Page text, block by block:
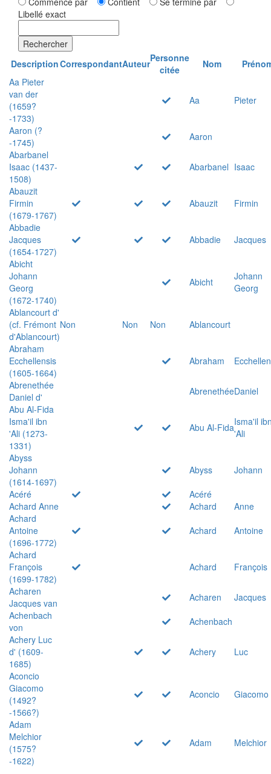
Libellé exact
Rechercher
DescriptionCorrespondantAuteurPersonne
citée
Nom
Aa Pieter
van der
(1659?
-1733)
Aa Pieter
Aaron (?
-1745)
Aaron
Abarbanel
Isaac (1437-
1508)
Abarbanel Isaac
Abauzit
Firmin
(1679-1767)
Abauzit
Firmin
Abbadie
Jacques
(1654-1727)
Abbadie
Jacques
Abicht
Johann
Georg
(1672-1740)
Abicht
Johann
Georg
Ablancourt d'
(cf. Frémont
d'Ablancourt)
Non Non Non
Ablancourt
Abraham
Ecchellensis
(1605-1664)
Abraham
Abrenethée
Daniel d'
AbrenethéeDaniel
Abu Al-Fida
Isma'il ibn
'Ali (1273-
1331)
Abu Al-FidaIsma'il
'Ali
Abyss
Johann
(1614-1697)
Abyss
Johann
Acéré
Acéré
Achard Anne
Achard
Anne
Achard
Antoine
(1696-1772)
Achard
Antoine
Achard
François
(1699-1782)
Achard
François
Acharen
Jacques van
Acharen
Jacques
Achenbach
von
Achenbach
Achery Luc
d' (1609-
1685)
Achery
Luc
Aconcio
Giacomo
(1492?
-1566?)
Aconcio Giacomo
Adam
Melchior
(1575?
-1622)
Adam Melchior